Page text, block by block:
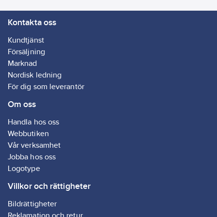
Kontakta oss
Kundtjänst
Försäljning
Marknad
Nordisk ledning
För dig som leverantör
Om oss
Handla hos oss
Webbutiken
Vår verksamhet
Jobba hos oss
Logotype
Villkor och rättigheter
Bildrättigheter